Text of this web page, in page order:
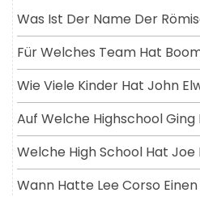
Was Ist Der Name Der
Für Welches Team Hat
Wie Viele Kinder Hat John
Auf Welche Highschool Ging
Welche High School Hat
Wann Hatte Lee Corso